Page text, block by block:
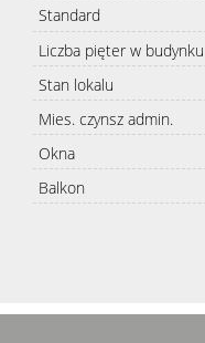
Standard
Liczba pięter w budynku
Stan lokalu
Mies. czynsz admin.
Okna
Balkon